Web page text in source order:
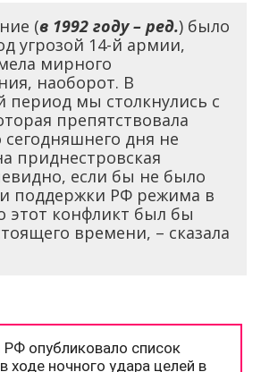
(в 1992 году – ред.) было
угрозой 14-й армии,
мирного
наоборот. В
период мы столкнулись с
препятствовала
дня не
приднестровская
если бы не было
и поддержки РФ режима в
этот конфликт был бы
времени, – сказала